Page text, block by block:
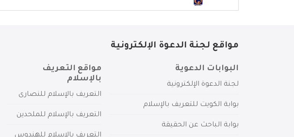
مواقع لجنة الدعوة الإلكترونية
البوابات الدعوية
لجنة الدعوة الإلكترونية
بوابة الكويت للتعريف بالإسلام
بوابة الباحث عن الحقيقة
مواقع التعريف
بالإسلام
التعريف بالإسلام للنصارى
التعريف بالإسلام للملحدين